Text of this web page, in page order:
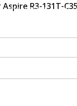
R3-131T-